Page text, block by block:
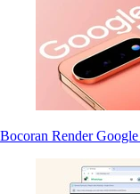
Bocoran Render